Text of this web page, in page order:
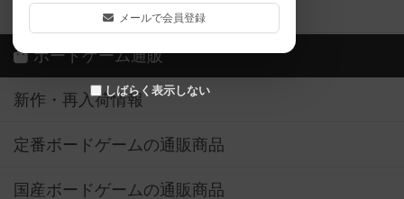
メールで会員登録
しばらく表示しない
ボドゲーマご利用案内
ボードゲーム通販
新作・再入荷情報
定番ボードゲームの通販商品
国産ボードゲームの通販商品